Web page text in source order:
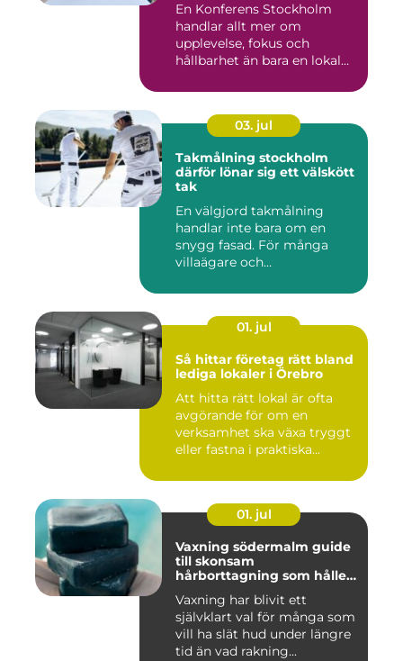
En Konferens Stockholm
handlar allt mer om
upplevelse, fokus och
hållbarhet än bara en lokal
03. jul
Takmålning stockholm
därför lönar sig ett välskött
tak
En välgjord takmålning
handlar inte bara om en
snygg fasad. För många
villaägare och
01. jul
Så hittar företag rätt bland
lediga lokaler i Örebro
Att hitta rätt lokal är ofta
avgörande för om en
verksamhet ska växa tryggt
eller fastna i praktiska...
01. jul
Vaxning södermalm guide
till skonsam
hårborttagning som håller
Vaxning har blivit ett
självklart val för många som
vill ha slät hud under längre
tid än vad rakning...